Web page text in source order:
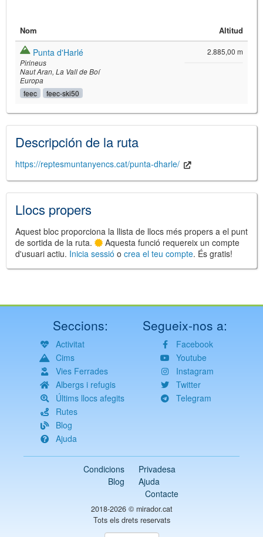
©Leaflet
and its contributors
©Institut Cartogràfic i Geològic de
Nom Altitud
Punta d'Harlé
Pirineus
Naut Aran La Vall de Boí
Europa
feec feec-ski50
2.885,00 m
Descripción de la ruta
https://reptesmuntanyencs.cat/punta-dharle/
Llocs propers
Aquest bloc proporciona la llista de llocs més propers a el punt
de sortida de la ruta.
Aquesta funció requereix un compte
d'usuari actiu. Inicia sessió o crea el teu compte. És gratis!
Seccions:
Activitat
Cims
Vies Ferrades
Albergs i refugis
Últims llocs afegits
Rutes
Blog
Ajuda
Segueix-nos a:
Facebook
Youtube
Instagram
Twitter
Telegram
Condicions
Privadesa
Blog
Ajuda
Contacte
2018-2026 © mirador.cat
Tots els drets reservats